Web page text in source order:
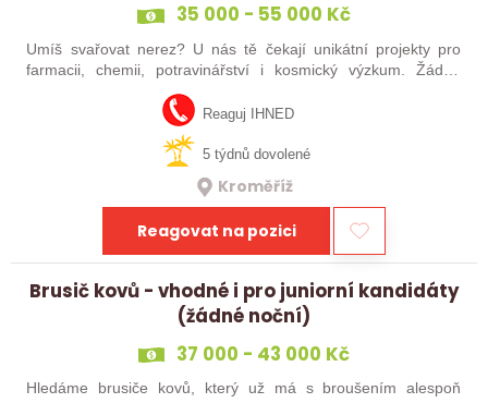
35 000 - 55 000 Kč
Umíš svařovat nerez? U nás tě čekají unikátní projekty pro
farmacii, chemii, potravinářství i kosmický výzkum. Žádná
rutina, ale precizní práce, která má smysl.
Reaguj IHNED
5 týdnů dovolené
Kroměříž
Reagovat na pozici
Brusič kovů - vhodné i pro juniorní kandidáty
(žádné noční)
37 000 - 43 000 Kč
Hledáme brusiče kovů, který už má s broušením alespoň